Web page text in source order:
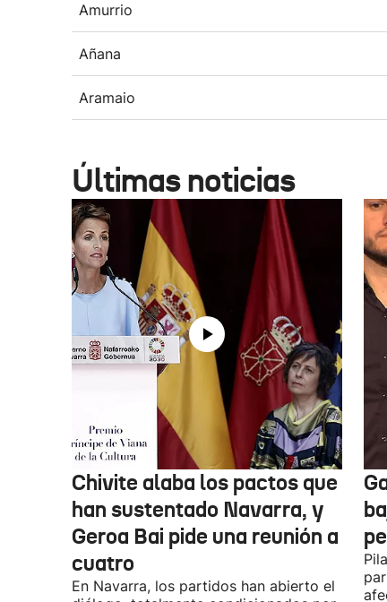
Amurrio
Añana
Aramaio
Últimas noticias
Chivite alaba los pactos que
han sustentado Navarra, y
Geroa Bai pide una reunión a
cuatro
En Navarra, los partidos han abierto el